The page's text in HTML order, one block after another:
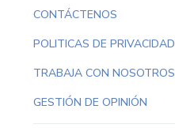
CONTÁCTENOS
POLITICAS DE PRIVACIDAD
TRABAJA CON NOSOTROS
GESTIÓN DE OPINIÓN